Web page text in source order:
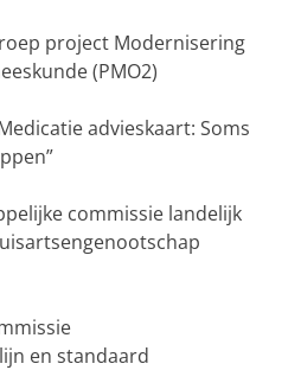
project Modernisering
(PMO2)
advieskaart: Soms
commissie landelijk
en standaard